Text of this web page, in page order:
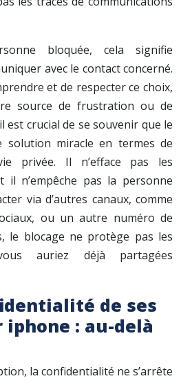
bloquée, cela signifie
avec le contact concerné.
et de respecter ce choix,
source de frustration ou de
est crucial de se souvenir que le
solution miracle en termes de
privée. Il n’efface pas les
il n’empêche pas la personne
via d’autres canaux, comme
ou un autre numéro de
le blocage ne protège pas les
auriez déjà partagées
de ses
iphone : au-delà
la confidentialité ne s’arrête